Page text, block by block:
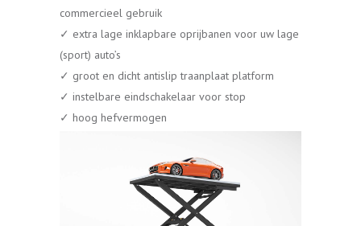
commercieel gebruik
✓ extra lage inklapbare oprijbanen voor uw lage
(sport) auto’s
✓ groot en dicht antislip traanplaat platform
✓ instelbare eindschakelaar voor stop
✓ hoog hefvermogen